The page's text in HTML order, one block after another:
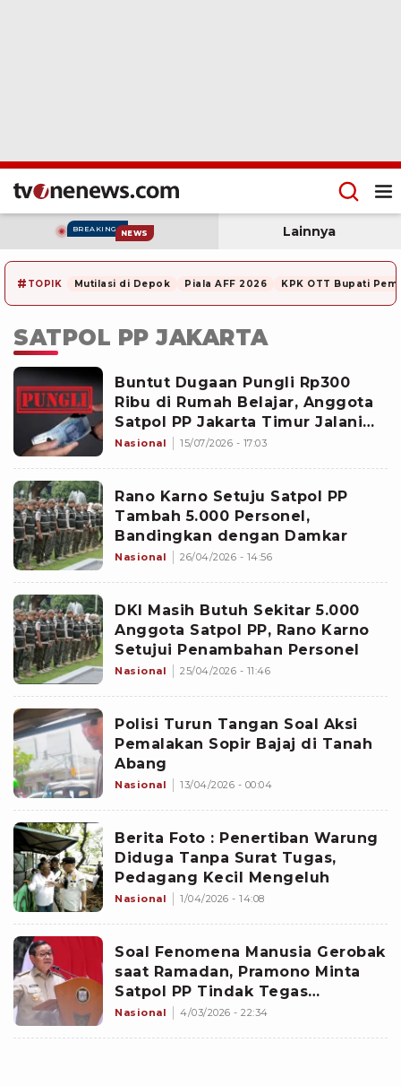
BREAKING NEWS Lainnya
# TOPIK Mutilasi di Depok Piala AFF 2026 KPK OTT Bupati
SATPOL PP JAKARTA
Buntut Dugaan Pungli Rp300
Ribu di Rumah Belajar, Anggota
Satpol PP Jakarta Timur Jalani
Pemeriksaan
Nasional 15/07/2026 - 17:03
Rano Karno Setuju Satpol PP
Tambah 5.000 Personel,
Bandingkan dengan Damkar
Nasional 26/04/2026 - 14:56
DKI Masih Butuh Sekitar 5.000
Anggota Satpol PP, Rano Karno
Setujui Penambahan Personel
Nasional 25/04/2026 - 11:46
Polisi Turun Tangan Soal Aksi
Pemalakan Sopir Bajaj di Tanah
Abang
Nasional 13/04/2026 - 00:04
Berita Foto : Penertiban Warung
Diduga Tanpa Surat Tugas,
Pedagang Kecil Mengeluh
Nasional 1/04/2026 - 14:08
Soal Fenomena Manusia Gerobak
saat Ramadan, Pramono Minta
Satpol PP Tindak Tegas
Pengemis
Nasional 4/03/2026 - 22:34